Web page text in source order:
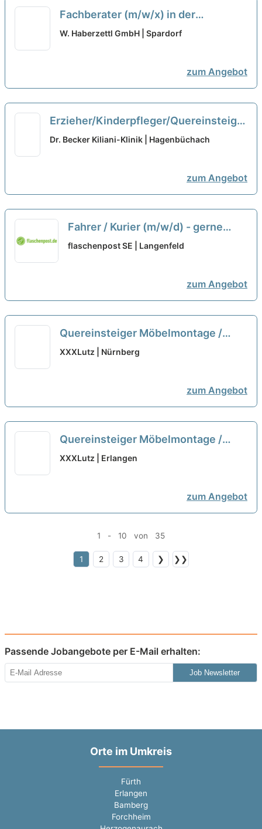
Fachberater (m/w/x) in der
Badausstellung / auch
W. Haberzettl GmbH | Spardorf
zum Angebot
Erzieher/Kinderpfleger/Quereinsteiger
(m/w/d) Kinderbetreuung Minijob
Dr. Becker Kiliani-Klinik | Hagenbüchach
zum Angebot
Fahrer / Kurier (m/w/d) - gerne
Quereinsteiger neu
flaschenpost SE | Langenfeld
zum Angebot
Quereinsteiger Möbelmontage /
Küchenmontage (m/w/d)
XXXLutz | Nürnberg
zum Angebot
Quereinsteiger Möbelmontage /
Küchenmontage (m/w/d)
XXXLutz | Erlangen
zum Angebot
1 - 10 von 35
1 2 3 4 ❯ ❯❯
Passende Jobangebote per E-Mail erhalten:
Job Newsletter
Orte im Umkreis
Fürth
Erlangen
Bamberg
Forchheim